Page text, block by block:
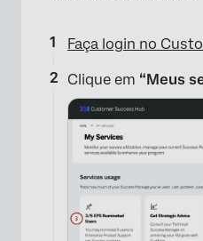
Faça login no
Clique em “Meus